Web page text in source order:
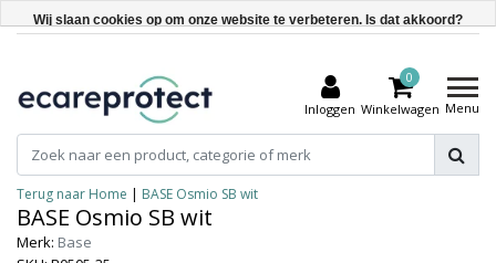
Inloggen
0
Winkelwagen Menu
Terug naar Home | BASE Osmio SB wit
BASE Osmio SB wit
Merk: Base
Wij slaan cookies op om onze website te verbeteren. Is dat akkoord?